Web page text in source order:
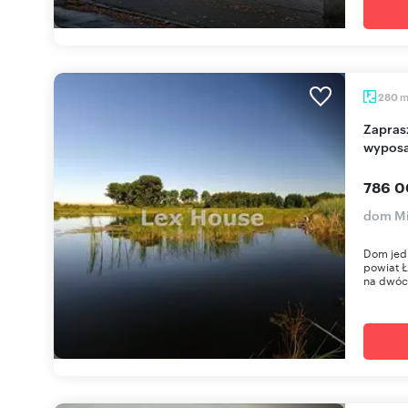
280 m
Zapraszam do domu nad jeziorem, 6 pokoi, pełne
786
dom
Dom
powiat
na